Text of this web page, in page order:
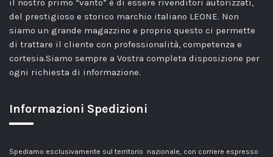
il nostro primo “vanto” è di essere rivenditori autorizzati,
del prestigioso e storico marchio italiano LEONE. Non
siamo un grande magazzino e proprio questo ci permette
di trattare il cliente con professionalità, competenza e
cortesia.Siamo sempre a Vostra completa disposizione per
ogni richiesta di informazione.
Informazioni Spedizioni
Spediamo esclusivamente sul territorio nazionale, con corriere espresso